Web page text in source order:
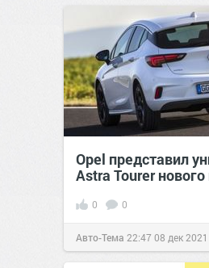
Opel представил
Astra Tourer
0 0
Авто-Тема 22:47 08 дек 2021